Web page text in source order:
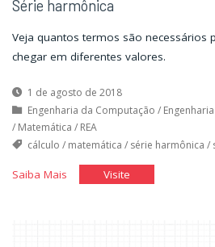
Série harmônica
Veja quantos termos são necessários
chegar em diferentes valores.
1 de agosto de 2018
Engenharia da Computação /
/ Matemática / REA
cálculo / matemática / série harmônica /
Saiba Mais"Série
Visite"Série